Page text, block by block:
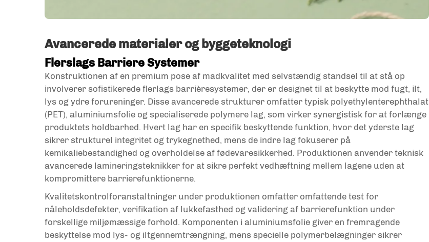
Avancerede materialer og byggeteknologi
Flerslags Barriere Systemer
Konstruktionen af en premium pose af madkvalitet med selvstændig standsel til at stå op
involverer sofistikerede flerlags barrièresystemer, der er designet til at beskytte mod fugt, ilt,
lys og ydre forureninger. Disse avancerede strukturer omfatter typisk polyethylenterephthalat
(PET), aluminiumsfolie og specialiserede polymere lag, som virker synergistisk for at forlænge
produktets holdbarhed. Hvert lag har en specifik beskyttende funktion, hvor det yderste lag
sikrer strukturel integritet og trykegnethed, mens de indre lag fokuserer på
kemikaliebestandighed og overholdelse af fødevaresikkerhed. Produktionen anvender teknisk
avancerede lamineringsteknikker for at sikre perfekt vedhæftning mellem lagene uden at
kompromittere barrierefunktionerne.
Kvalitetskontrolforanstaltninger under produktionen omfatter omfattende test for
nåleholdsdefekter, verifikation af lukkefasthed og validering af barrierefunktion under
forskellige miljømæssige forhold. Komponenten i aluminiumsfolie giver en fremragende
beskyttelse mod lys- og iltgennemtrængning, mens specielle polymerbelægninger sikrer